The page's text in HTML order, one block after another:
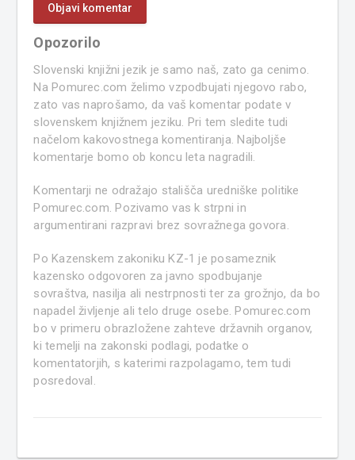
Opozorilo
Slovenski knjižni jezik je samo naš, zato ga cenimo.
Na Pomurec.com želimo vzpodbujati njegovo rabo,
zato vas naprošamo, da vaš komentar podate v
slovenskem knjižnem jeziku. Pri tem sledite tudi
načelom kakovostnega komentiranja. Najboljše
komentarje bomo ob koncu leta nagradili.
Komentarji ne odražajo stališča uredniške politike
Pomurec.com. Pozivamo vas k strpni in
argumentirani razpravi brez sovražnega govora.
Po Kazenskem zakoniku KZ-1 je posameznik
kazensko odgovoren za javno spodbujanje
sovraštva, nasilja ali nestrpnosti ter za grožnjo, da bo
napadel življenje ali telo druge osebe. Pomurec.com
bo v primeru obrazložene zahteve državnih organov,
ki temelji na zakonski podlagi, podatke o
komentatorjih, s katerimi razpolagamo, tem tudi
posredoval.